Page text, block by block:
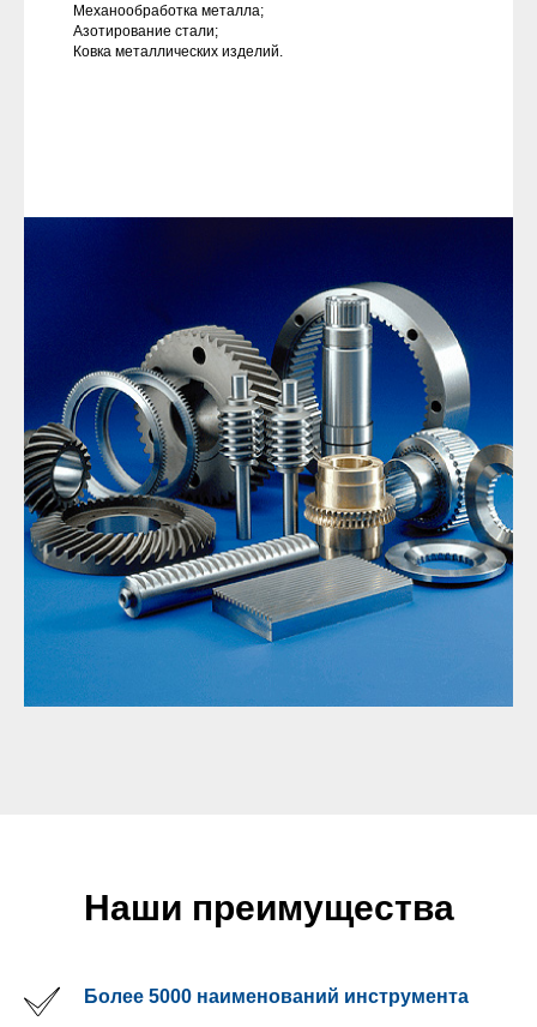
Механообработка металла;
Азотирование стали;
Ковка металлических изделий.
Наши преимущества
Более 5000 наименований инструмента